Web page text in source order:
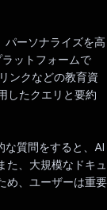
パーソナライズを高
ットフォームで
ンクなどの教育資
したクエリと要約
な質問をすると、AI
た、大規模なドキュ
め、ユーザーは重要